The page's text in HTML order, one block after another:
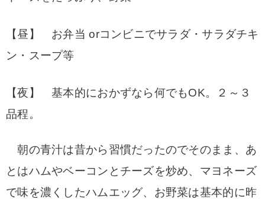
【昼】 お弁当 orコンビニでサラダ・サラダチキ
ン・スープ等
【夜】 基本的におかずなら何でもOK。２～３
品程。
朝の青汁は昔から習慣だったのでそのまま、あ
とはハムやベーコンとチーズを炒め、マヨネーズ
で味を濃くしたハムエッグ、お野菜は基本的に昨